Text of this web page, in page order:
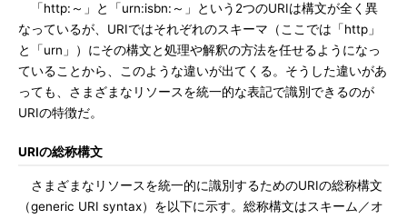
「http:～」と「urn:isbn:～」という2つのURIは構文が全く異
なっているが、URIではそれぞれのスキーマ（ここでは「http」
と「urn」）にその構文と処理や解釈の方法を任せるようになっ
ていることから、このような違いが出てくる。そうした違いがあ
っても、さまざまなリソースを統一的な表記で識別できるのが
URIの特徴だ。
URIの総称構文
さまざまなリソースを統一的に識別するためのURIの総称構文
（generic URI syntax）を以下に示す。総称構文はスキーム／オ